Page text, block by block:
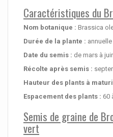
Caractéristiques du
Nom botanique : Brassica
Durée de la plante : annuelle
Date du semis : de mars à
Récolte après semis :
Hauteur des plants à
Espacement des plants : 60
Semis de graine de
vert